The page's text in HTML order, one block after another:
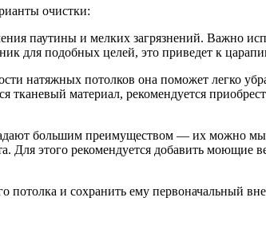
очистки:
паутины и мелких загрязнений. Важно
для подобных целей, это приведет к
натяжных потолков она поможет легко
тканевый материал, рекомендуется
большим преимуществом — их можно
Для этого рекомендуется добавить
потолка и сохранить ему первоначальный